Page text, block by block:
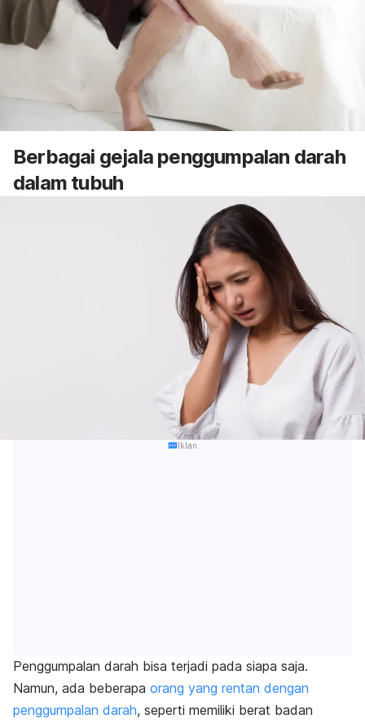
Berbagai gejala penggumpalan darah
dalam tubuh
Iklan
Penggumpalan darah bisa terjadi pada siapa saja.
Namun, ada beberapa orang yang rentan dengan
penggumpalan darah, seperti memiliki berat badan